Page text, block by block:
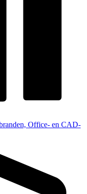
Office- en CAD-